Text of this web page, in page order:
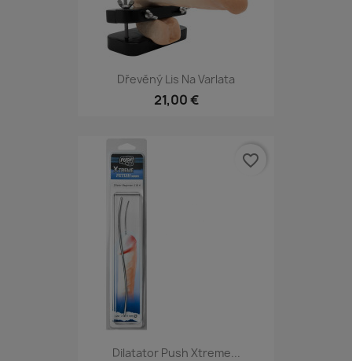
Dřevěný Lis Na Varlata
21,00 €
Dilatator Push Xtreme...
favorite_border